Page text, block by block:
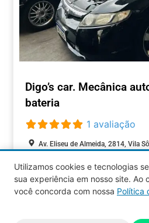
Digo’s car. Mecânica
bateria
1 avaliação
Av. Eliseu de Almeida, 2814, Vila
AUTOMOTIVOS
Utilizamos cookies e tecnologias
sua experiência em nosso site. Ao
você concorda com nossa Política